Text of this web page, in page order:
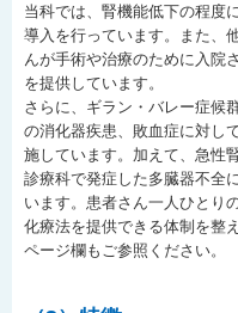
当科では、腎機能低下の程度
導入を行っています。また、
んが手術や治療のために入院
を提供しています。
さらに、ギラン・バレー症候
の消化器疾患、敗血症に対し
施しています。加えて、急性
診療科で発症した多臓器不全
います。患者さん一人ひとり
化療法を提供できる体制を整
ページ欄もご参照ください。